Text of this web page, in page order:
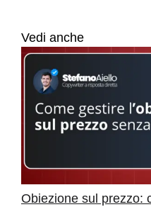
Vedi anche
Obiezione sul prezzo: